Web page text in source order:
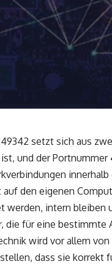
setzt sich aus
und der Portnummer
innerhalb
den eigenen
werden, intern bleiben
die für eine bestimmte
wird vor allem
dass sie korrekt